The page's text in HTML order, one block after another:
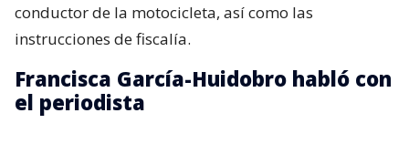
conductor de la motocicleta, así como las
instrucciones de fiscalía.
Francisca García-Huidobro habló con
el periodista